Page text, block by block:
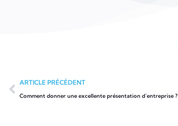
ARTICLE PRÉCÉDENT
Comment donner une excellente présentation d’entreprise ?